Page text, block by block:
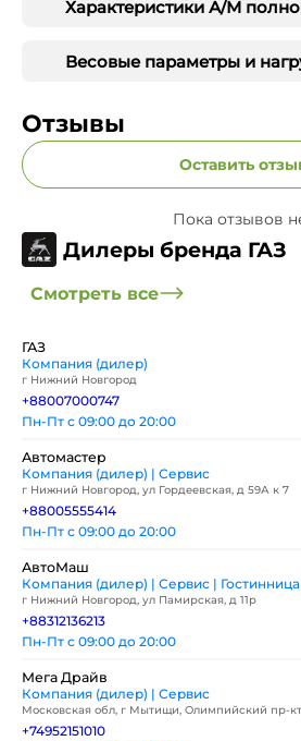
Характеристики А/М
Весовые параметры и
Отзывы
Оставить
Пока отзывов
Дилеры бренда ГАЗ
Смотреть все
ГАЗ
Компания (дилер)
г Нижний Новгород
+88007000747
Пн-Пт с 09:00 до 20:00
Автомастер
Компания (дилер) | Сервис
г Нижний Новгород, ул Гордеевская, д 59А к 7
+88005555414
Пн-Пт с 09:00 до 20:00
АвтоМаш
Компания (дилер) | Сервис | Гостинница
г Нижний Новгород, ул Памирская, д 11р
+88312136213
Пн-Пт с 09:00 до 20:00
Мега Драйв
Компания (дилер) | Сервис
Московская обл, г Мытищи, Олимпийский пр-
+74952151010